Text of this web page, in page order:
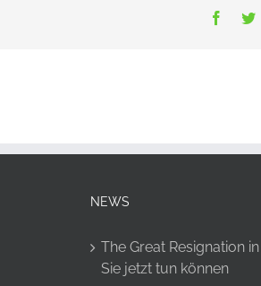
NEWS
The Great Resignation
Sie jetzt tun können